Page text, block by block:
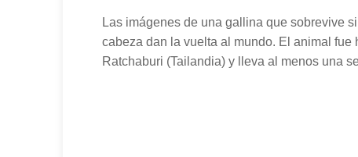
Las imágenes de una gallina que sobrevive
cabeza dan la vuelta al mundo. El animal fue
Ratchaburi (Tailandia) y lleva al menos una